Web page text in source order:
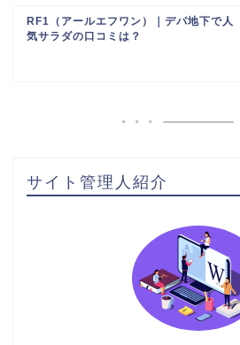
RF1（アールエフワン）｜デパ地下で人
気サラダの口コミは？
サイト管理人紹介